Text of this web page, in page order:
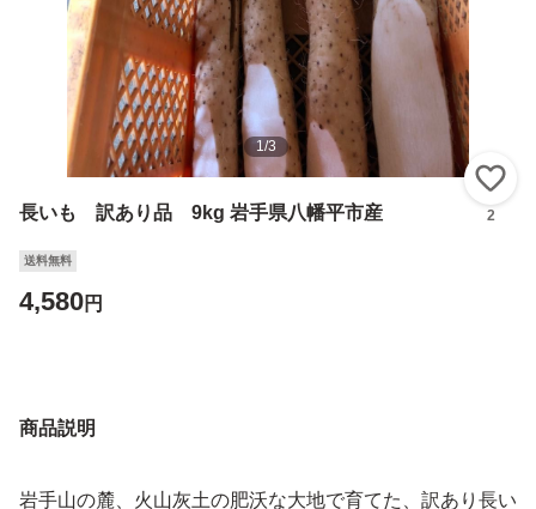
1/3
長いも 訳あり品 9kg 岩手県八幡平市産 2
送料無料
4,580円
商品説明
岩手山の麓、火山灰土の肥沃な大地で育てた、訳あり長い